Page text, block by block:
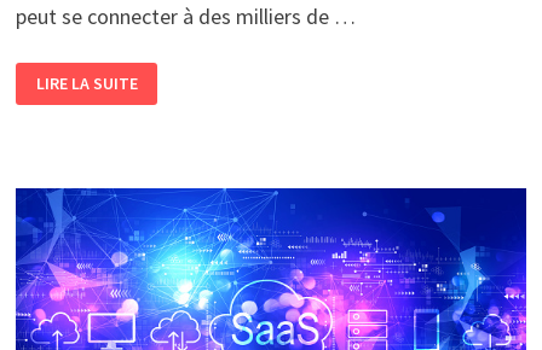
peut se connecter à des milliers de …
SUR
SUR
LES
CUISINIERS
ET
LES
PATISSIERS
LIRE LA SUITE